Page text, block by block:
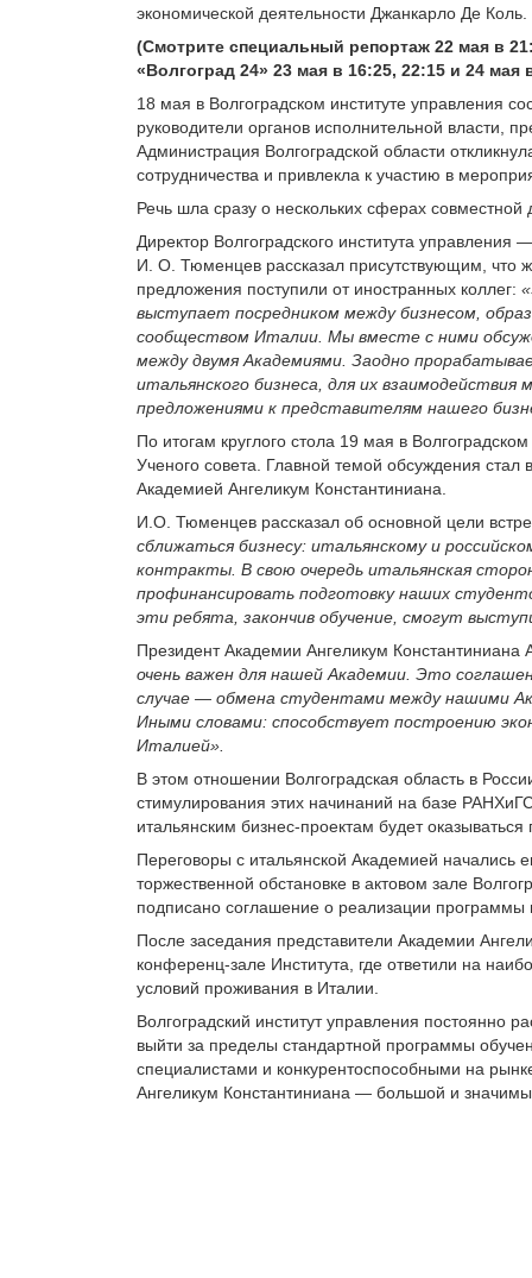
экономической деятельности Джанкарло Де Коль.
(Смотрите специальный репортаж 22 мая в
«Волгоград 24» 23 мая в 16:25, 22:15 и 24 мая
18 мая в Волгоградском институте управления
руководители органов исполнительной власти,
Администрация Волгоградской области
сотрудничества и привлекла к участию в
Речь шла сразу о нескольких сферах
Директор Волгоградского института
И. О. Тюменцев рассказал присутствующим, что
предложения поступили от иностранных коллег:
выступает посредником между бизнесом,
сообществом Италии. Мы вместе с ними
между двумя Академиями. Заодно
итальянского бизнеса, для их
предложениями к представителям нашего
По итогам круглого стола 19 мая в
Ученого совета. Главной темой обсуждения
Академией Ангеликум Константиниана.
И.О. Тюменцев рассказал об основной цели
сближаться бизнесу: итальянскому и
контракты. В свою очередь итальянская
профинансировать подготовку наших
эти ребята, закончив обучение, смогут
Президент Академии Ангеликум
очень важен для нашей Академии. Это
случае — обмена студентами между нашими
Иными словами: способствует построению
Италией».
В этом отношении Волгоградская область в
стимулирования этих начинаний на базе
итальянским бизнес-проектам будет
Переговоры с итальянской Академией начались
торжественной обстановке в актовом зале
подписано соглашение о реализации программы
После заседания представители Академии
конференц-зале Института, где ответили на
условий проживания в Италии.
Волгоградский институт управления постоянно
выйти за пределы стандартной программы
специалистами и конкурентоспособными на
Ангеликум Константиниана — большой и